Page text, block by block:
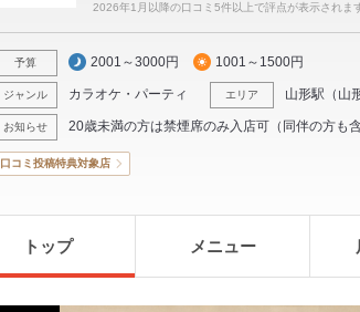
2026年1月以降の口コミ5件以上で評点が表示されま
予算 2001～3000円 1001～1500円
ジャンル カラオケ・パーティ エリア 山形駅 （ 山
お知らせ 20歳未満の方は禁煙席のみ入店可（同伴の方も含
口コミ投稿特典対象店
トップ メニュー